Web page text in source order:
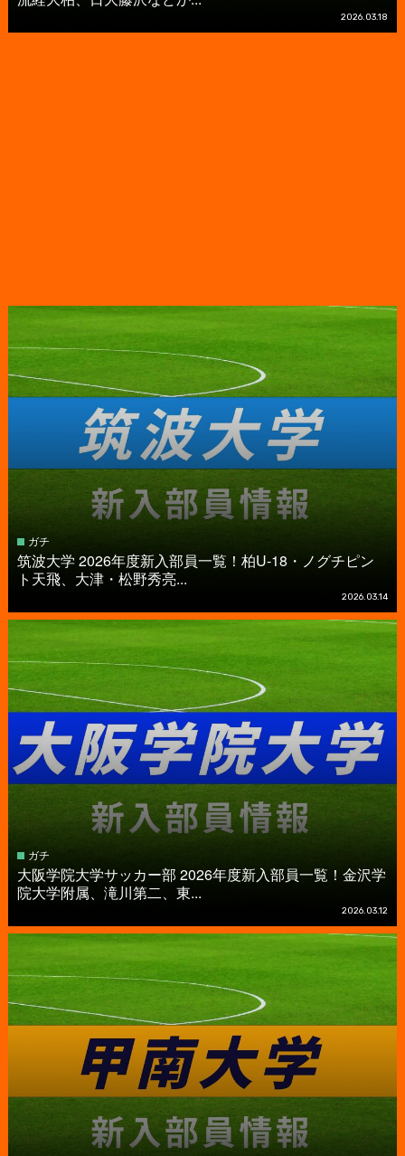
2026.03.18
ガチ
筑波大学 2026年度新入部員一覧！柏U-18・ノグチピン
ト天飛、大津・松野秀亮...
2026.03.14
ガチ
大阪学院大学サッカー部 2026年度新入部員一覧！金沢学
院大学附属、滝川第二、東...
2026.03.12